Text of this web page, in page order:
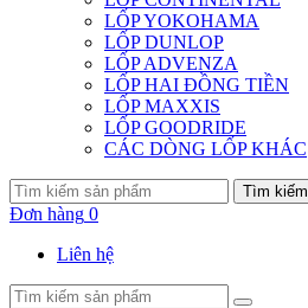
LỐP YOKOHAMA
LỐP DUNLOP
LỐP ADVENZA
LỐP HAI ĐỒNG TIỀN
LỐP MAXXIS
LỐP GOODRIDE
CÁC DÒNG LỐP KHÁC
Tìm kiếm
Đơn hàng 0
Liên hệ